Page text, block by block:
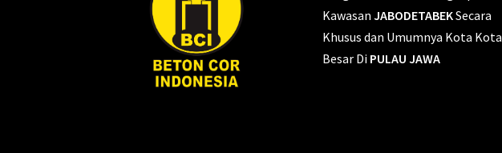
Kawasan JABODETABEKSecara
Khusus dan Umumnya Kota Kota
Besar Di PULAU JAWA